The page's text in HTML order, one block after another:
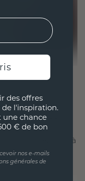
est de
conçue pour
devient votre
chéris, destinée à
des offres
de l'inspiration.
une chance
€ de bon
nos e-mails
générales de